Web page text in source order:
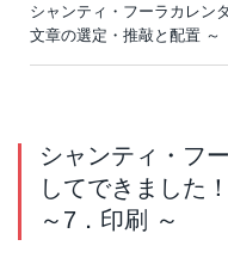
シャンティ・フーラカレン
文章の選定・推敲と配置 ～
シャンティ・フ
してできました！
～7．印刷 ～